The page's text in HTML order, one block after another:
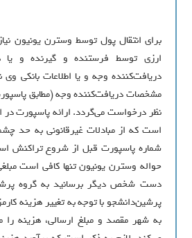
برای انتقال پول توسط وسترن یونیون
ارزی توسط فرستنده و گیرنده و
دریافت‌کننده وجه و یا اطلاعات بانکی وی
مشخصات دریافت‌کننده وجه (مطابق
نظر درخواست می‌گردد. ارائه پاسپورت
است که از مبادلات غیرقانونی به حد
شماره پاسپورت قبل از شروع تراکنش
حواله وسترن یونیون تنها کافی است
دست شخص دیگر برسانید به گروه
پرشین‌دانشجو با توجه به تغییر هزینه
به شهر مقصد و مبلغ ارسالی، هزینه را